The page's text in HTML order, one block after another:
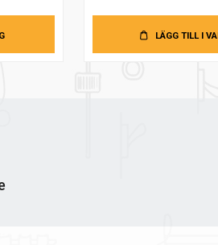
var:
LÄGG TILL I